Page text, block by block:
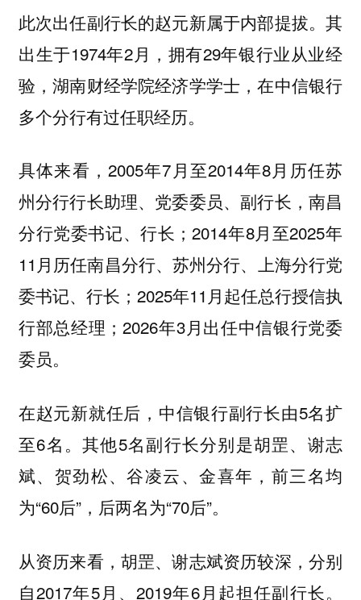
此次出任副行长的赵元新属于内部提拔。其
出生于1974年2月，拥有29年银行业从业经
验，湖南财经学院经济学学士，在中信银行
多个分行有过任职经历。
具体来看，2005年7月至2014年8月历任苏
州分行行长助理、党委委员、副行长，南昌
分行党委书记、行长；2014年8月至2025年
11月历任南昌分行、苏州分行、上海分行党
委书记、行长；2025年11月起任总行授信执
行部总经理；2026年3月出任中信银行党委
委员。
在赵元新就任后，中信银行副行长由5名扩
至6名。其他5名副行长分别是胡罡、谢志
斌、贺劲松、谷凌云、金喜年，前三名均
为“60后”，后两名为“70后”。
从资历来看，胡罡、谢志斌资历较深，分别
自2017年5月、2019年6月起担任副行长。